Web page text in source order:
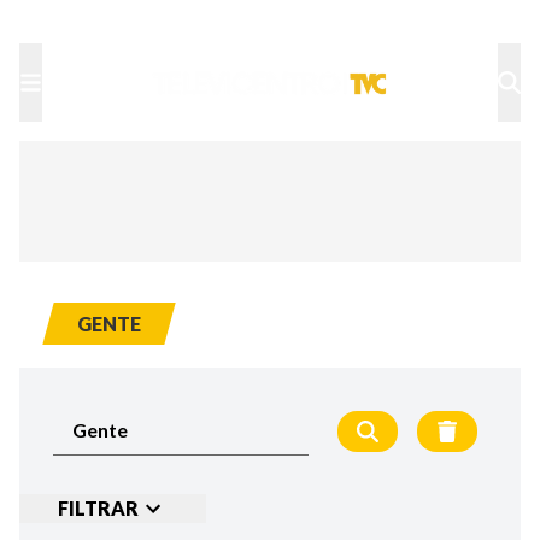
GENTE
FILTRAR